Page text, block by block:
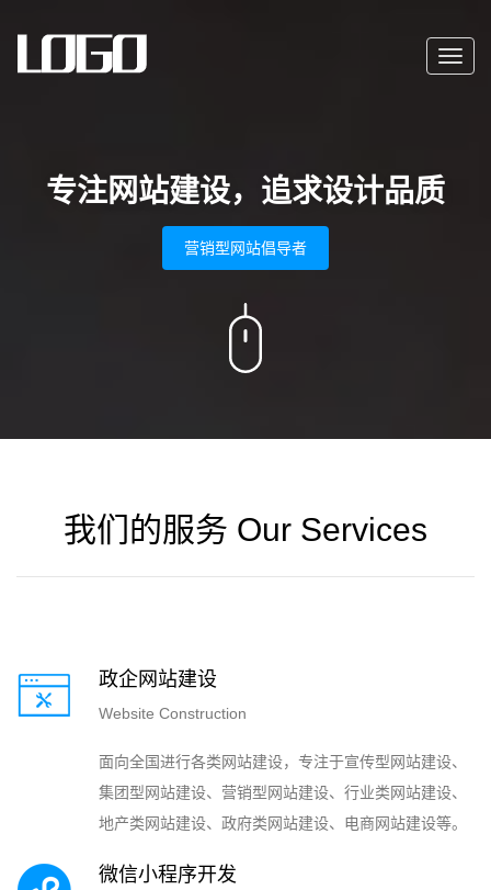
专注网站建设，追求设计品质
营销型网站倡导者
我们的服务 Our Services
政企网站建设
Website Construction
面向全国进行各类网站建设，专注于宣传型网站建设、
集团型网站建设、营销型网站建设、行业类网站建设、
地产类网站建设、政府类网站建设、电商网站建设等。
微信小程序开发